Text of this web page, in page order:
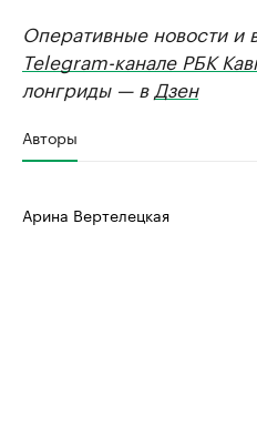
Оперативные новости
Telegram-канале РБК
лонгриды — в Дзен
Авторы
Арина Вертелецкая